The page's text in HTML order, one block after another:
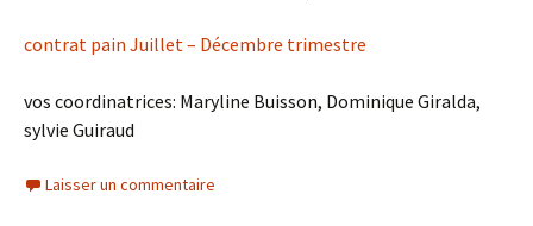
contrat pain Juillet – Décembre trimestre
vos coordinatrices: Maryline Buisson, Dominique Giralda,
sylvie Guiraud
Laisser un commentaire